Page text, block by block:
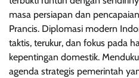
masa persiapan dan
Prancis. Diplomasi modern
taktis, terukur, dan fokus pada
kepentingan domestik.
agenda strategis pemerintah